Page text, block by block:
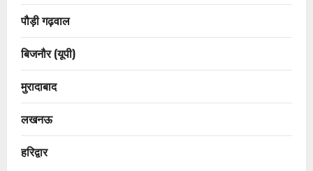
पौड़ी गढ़वाल
बिजनौर (यूपी)
मुरादाबाद
लखनऊ
हरिद्वार